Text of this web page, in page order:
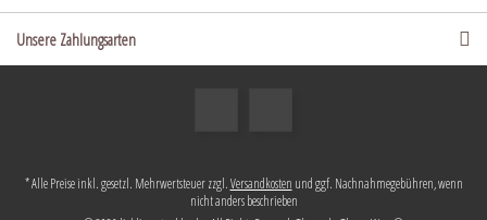
Unsere Zahlungsarten
* Alle Preise inkl. gesetzl. Mehrwertsteuer zzgl.Versandkosten und ggf. Nachnahmegebühren, wenn
nicht anders beschrieben